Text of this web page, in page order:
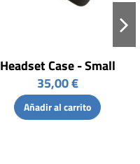
Headset Case - Small
35,00 €
Añadir al carrito